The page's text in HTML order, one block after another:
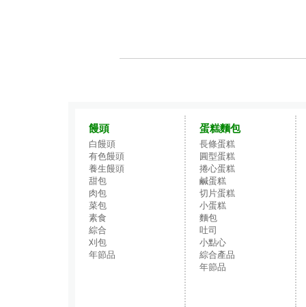
饅頭
白饅頭
有色饅頭
養生饅頭
甜包
肉包
菜包
素食
綜合
刈包
年節品
蛋糕麵包
長條蛋糕
圓型蛋糕
捲心蛋糕
鹹蛋糕
切片蛋糕
小蛋糕
麵包
吐司
小點心
綜合產品
年節品